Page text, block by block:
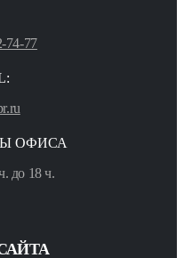
74-77
ОФИСА
до 18 ч.